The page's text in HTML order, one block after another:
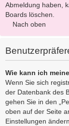
Abmeldung haben,
Boards löschen.
Nach oben
Wie kann ich
Wenn Sie sich
der Datenbank des
gehen Sie in den
oben auf der Seite
Einstellungen ändern.